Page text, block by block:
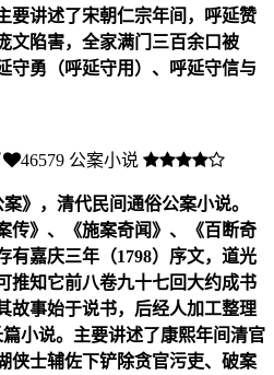
要讲述了宋朝仁宗年间，呼延赞
文陷害，全家满门三百余口被
守勇（呼延守用）、呼延守信与
46579 公案小说
案》，清代民间通俗公案小说。
传》、《施案奇闻》、《百断奇
有嘉庆三年（1798）序文，道光
推知它前八卷九十七回大约成书
故事始于说书，后经人加工整理
小说。主要讲述了康熙年间清官
侠士辅佐下铲除贪官污吏、破案